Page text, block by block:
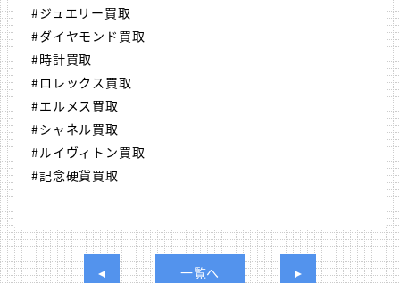
#ジュエリー買取
#ダイヤモンド買取
#時計買取
#ロレックス買取
#エルメス買取
#シャネル買取
#ルイヴィトン買取
#記念硬貨買取
一覧へ